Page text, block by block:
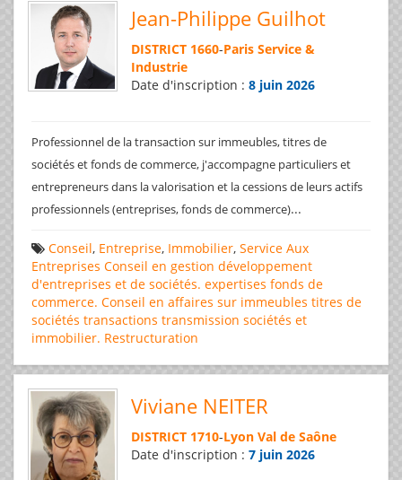
Jean-Philippe Guilhot
DISTRICT 1660-Paris Service &
Industrie
Date d'inscription : 8 juin 2026
Professionnel de la transaction sur immeubles, titres de
sociétés et fonds de commerce, j'accompagne particuliers et
entrepreneurs dans la valorisation et la cessions de leurs actifs
professionnels (entreprises, fonds de commerce)...
Conseil, Entreprise, Immobilier, Service Aux
Entreprises Conseil en gestion développement
d'entreprises et de sociétés. expertises fonds de
commerce. Conseil en affaires sur immeubles titres de
sociétés transactions transmission sociétés et
immobilier. Restructuration
Viviane NEITER
DISTRICT 1710-Lyon Val de Saône
Date d'inscription : 7 juin 2026